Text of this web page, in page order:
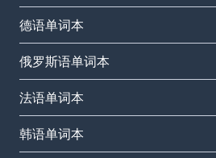
德语单词本
俄罗斯语单词本
法语单词本
韩语单词本